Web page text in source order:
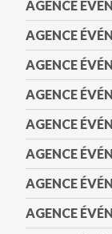
AGENCE
AGENCE
AGENCE
AGENCE
AGENCE
AGENCE
AGENCE
AGENCE